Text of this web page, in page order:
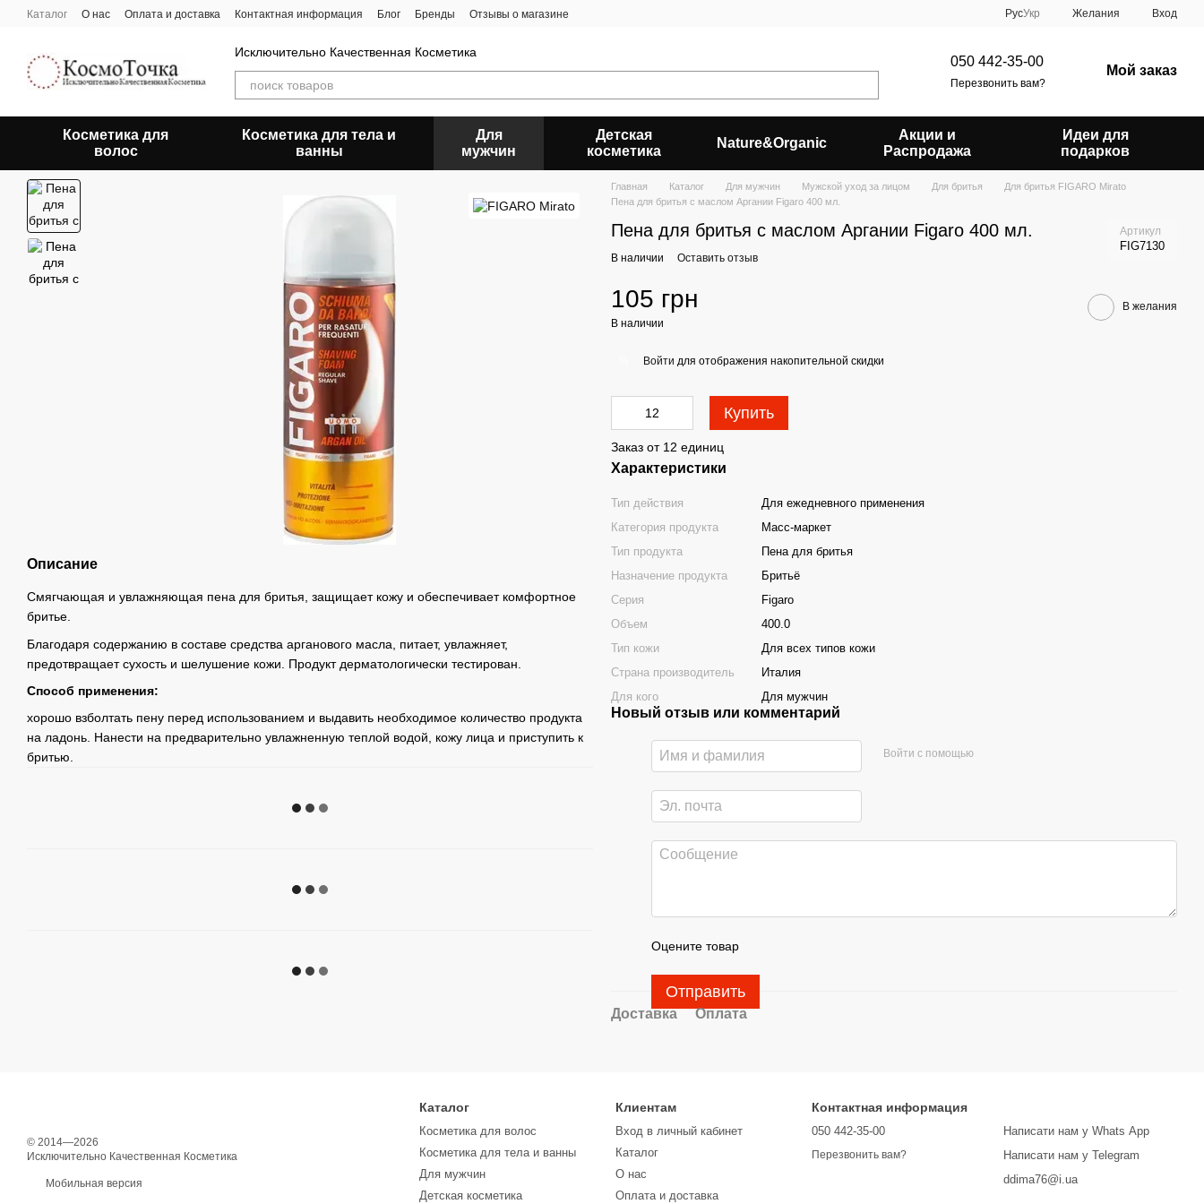
Перейти к основному контенту
Каталог О нас Оплата и доставка Контактная информация Блог Бренды Отзывы о магазине РусУкр Желания Вход
Исключительно Качественная Косметика
050 442-35-00
Перезвонить вам?
Мой заказ
Косметика для
волос
Косметика для тела и
ванны
Для
мужчин
Детская
косметика
Nature&Organic
Акции и
Распродажа
Идеи для
подарков
Описание
Смягчающая и увлажняющая пена для бритья, защищает кожу и обеспечивает комфортное
бритье.
Благодаря содержанию в составе средства арганового масла, питает, увлажняет,
предотвращает сухость и шелушение кожи. Продукт дерматологически тестирован.
Способ применения:
хорошо взболтать пену перед использованием и выдавить необходимое количество продукта
на ладонь. Нанести на предварительно увлажненную теплой водой, кожу лица и приступить к
бритью.
Главная Каталог Для мужчин Мужской уход за лицом Для бритья
Для бритья FIGARO Mirato
Пена для бритья с маслом Аргании Figaro 400 мл.
Пена для бритья с маслом Аргании Figaro 400 мл. Артикул
FIG7130
В наличии Оставить отзыв
105 грн
В наличии
В желания
Войти для отображения накопительной скидки
Купить
Заказ от 12 единиц
Характеристики
Тип действия
Для ежедневного применения
Категория продукта
Масс-маркет
Тип продукта
Пена для бритья
Назначение продукта
Бритьё
Серия
Figaro
Объем
400.0
Тип кожи
Для всех типов кожи
Страна производитель
Италия
Для кого
Для мужчин
Новый отзыв или комментарий
Войти с помощью
Оцените товар
Отправить
Доставка Оплата
© 2014—2026
Исключительно Качественная Косметика
Мобильная версия
Каталог
Косметика для волос
Косметика для тела и ванны
Для мужчин
Детская косметика
Клиентам
Вход в личный кабинет
Каталог
О нас
Оплата и доставка
Контактная информация
050 442-35-00
Перезвонить вам?
Написати нам у Whats App
Написати нам у Telegram
ddima76@i.ua